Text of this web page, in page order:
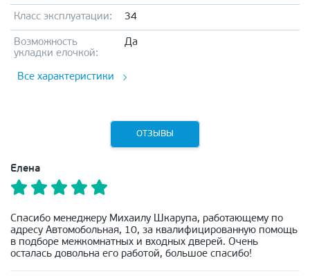
Класс эксплуатации: 34
Возможность
укладки елочкой:
Да
Все характеристики
ОТЗЫВЫ
Елена
Спасибо менеджеру Михаилу Шкарупа, работающему по
адресу Автомобольная, 10, за квалифицированную помощь
в подборе межкомнатных и входных дверей. Очень
осталась довольна его работой, большое спасибо!